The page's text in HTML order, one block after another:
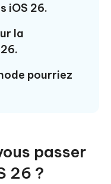
iOS 26.
la
pourriez
passer
26 ?